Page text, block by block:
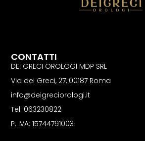
CONTATTI
DEI GRECI OROLOGI MDP SRL
Via dei Greci, 27, 00187 Roma
info@deigreciorologi.it
Tel: 063230822
P. IVA: 15744791003